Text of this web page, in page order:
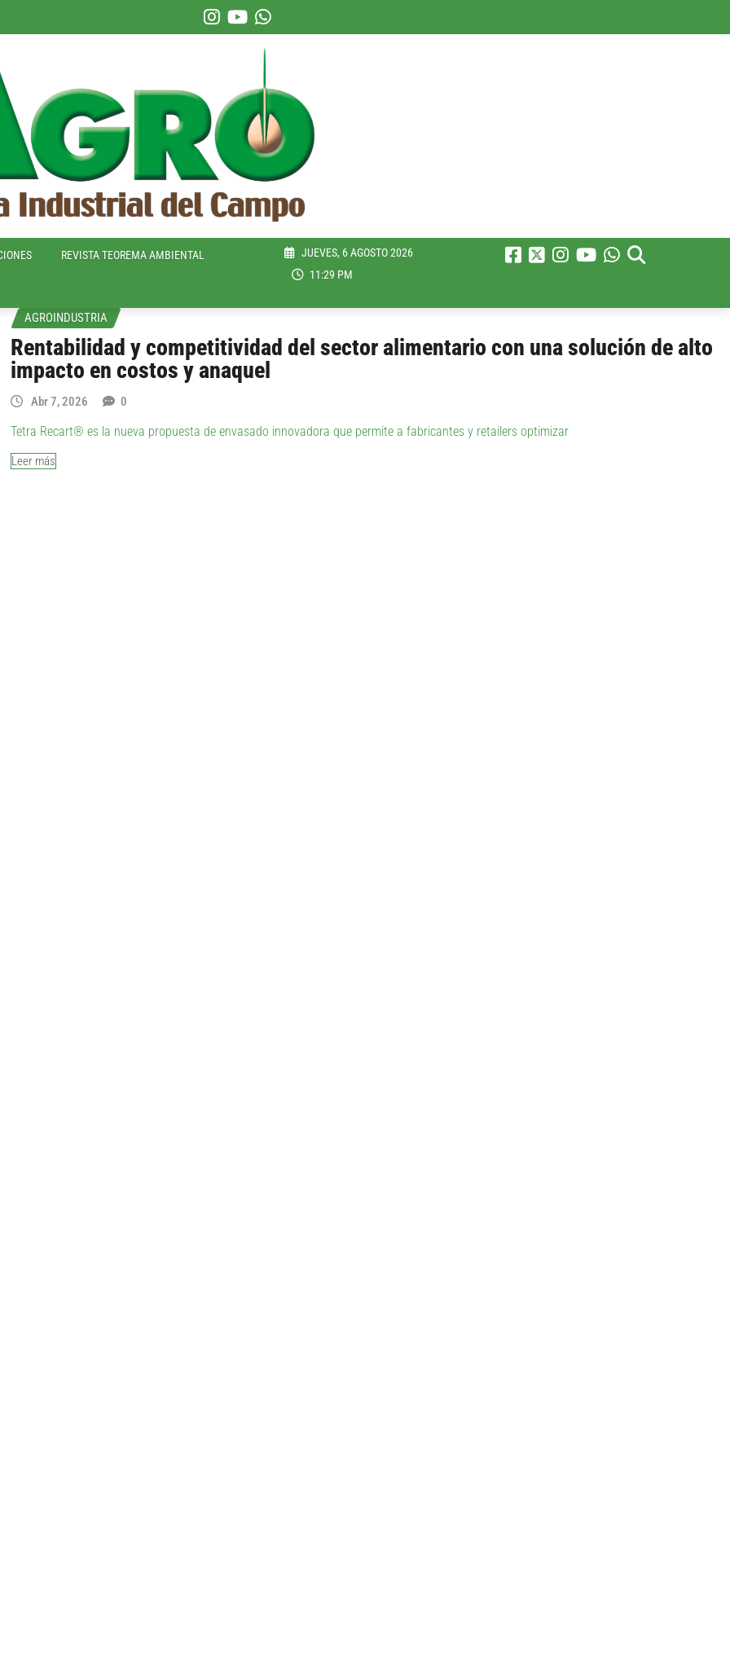
REVISTA TEOREMA AMBIENTAL
JUEVES, 6 AGOSTO 2026
11:29 PM
AGROINDUSTRIA
Rentabilidad y competitividad del sector alimentario con una solución de alto
impacto en costos y anaquel
Abr 7, 2026 0
Tetra Recart® es la nueva propuesta de envasado innovadora que permite a fabricantes y retailers optimizar
Leer más